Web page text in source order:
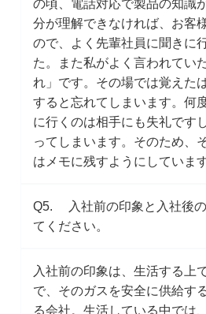
の頃、電話対応で製品の知識
分が理解できなければ、お客
ので、よく先輩社員に聞きに
た。また私がよく言われてい
れ」です。その場では覚えた
すると忘れてしまいます。何
に行くのは相手にも失礼です
ってしまいます。そのため、
はメモに残すようにしています
Q5. 入社前の印象と入社後の
てください。
入社前の印象は、生活する上
で、そのガスを安全に供給す
る会社。生活している中では